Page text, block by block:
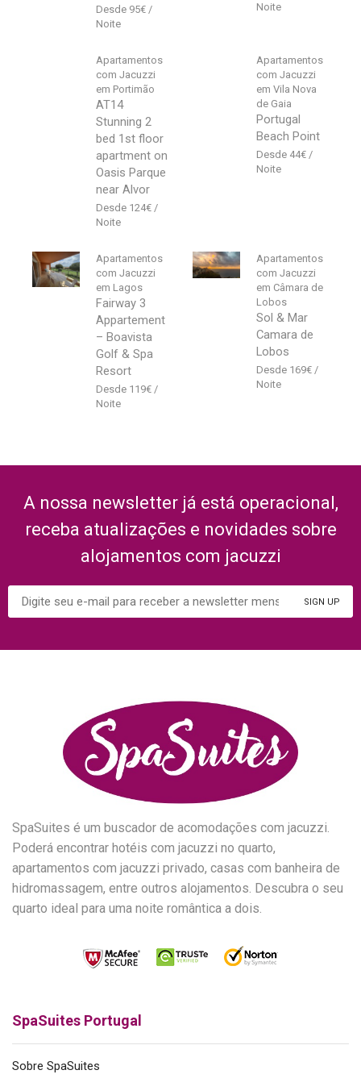
95€
Apartamentos
com Jacuzzi
em Portimão
AT14
Stunning 2
bed 1st floor
apartment on
Oasis Parque
near Alvor
124€
Apartamentos
com Jacuzzi
em Vila Nova
de Gaia
Portugal
Beach Point
44€
Apartamentos
com Jacuzzi
em Lagos
Fairway 3
Appartement
– Boavista
Golf & Spa
Resort
119€
Apartamentos
com Jacuzzi
em Câmara de
Lobos
Sol & Mar
Camara de
Lobos
169€
A nossa newsletter já está operacional,
receba atualizações e novidades sobre
alojamentos com jacuzzi
SpaSuites é um buscador de acomodações com jacuzzi.
Poderá encontrar hotéis com jacuzzi no quarto,
apartamentos com jacuzzi privado, casas com banheira de
hidromassagem, entre outros alojamentos. Descubra o seu
quarto ideal para uma noite romântica a dois.
SpaSuites Portugal
Sobre SpaSuites